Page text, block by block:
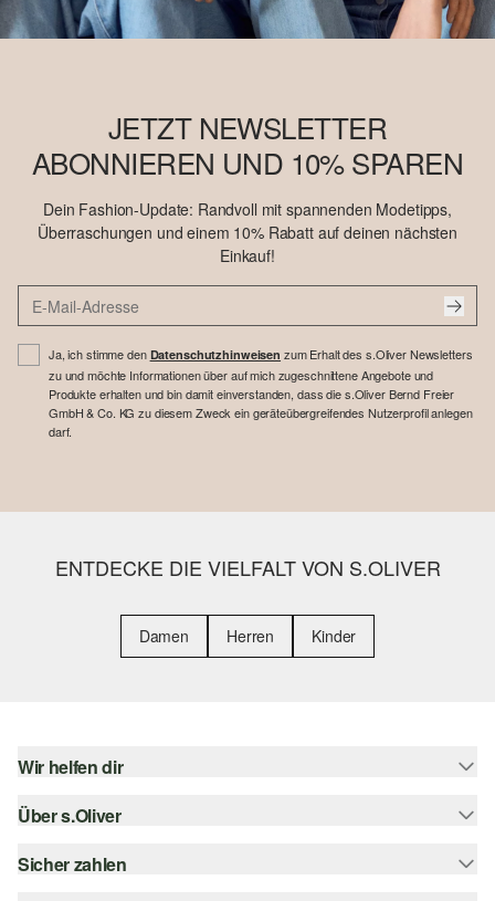
JETZT NEWSLETTER
ABONNIEREN UND 10% SPAREN
Dein Fashion-Update: Randvoll mit spannenden Modetipps,
Überraschungen und einem 10% Rabatt auf deinen nächsten
Einkauf!
Ja, ich stimme den Datenschutzhinweisen zum Erhalt des s.Oliver Newsletters
zu und möchte Informationen über auf mich zugeschnittene Angebote und
Produkte erhalten und bin damit einverstanden, dass die s.Oliver Bernd Freier
GmbH & Co. KG zu diesem Zweck ein geräteübergreifendes Nutzerprofil anlegen
darf.
ENTDECKE DIE VIELFALT VON S.OLIVER
Damen Herren Kinder
Wir helfen dir
Hilfe & FAQ
Größenberatung
Über s.Oliver
s.Oliver Magazin
Sicher zahlen